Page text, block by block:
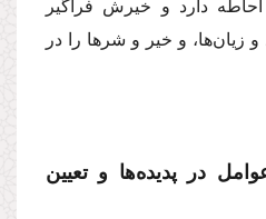
دارد و خیرش فراگیر
و زیان‌ها، و خیر و شرها را در
در پدیده‌ها و تعیین